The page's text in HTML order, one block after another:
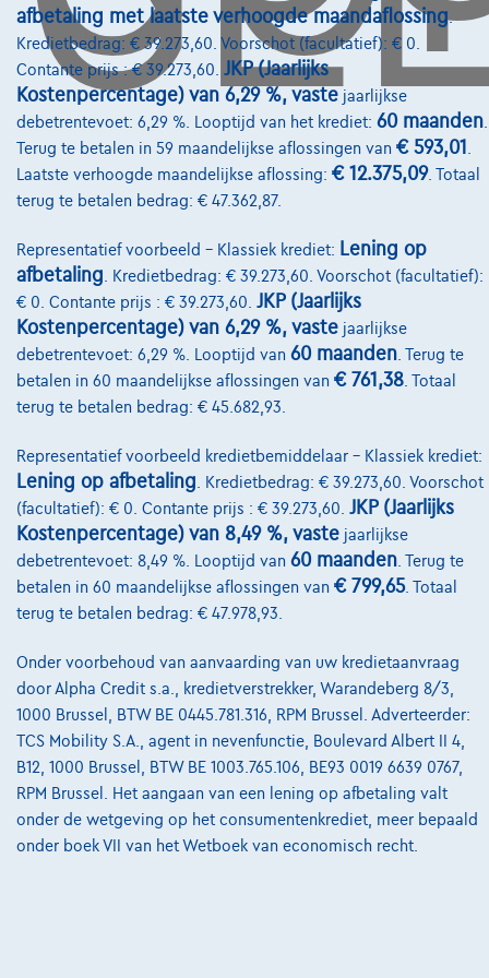
afbetaling met laatste verhoogde maandaflossing.
Kredietbedrag: € 39.273,60. Voorschot (facultatief): € 0.
Contante prijs : € 39.273,60. JKP (Jaarlijks
Kostenpercentage) van 6,29 %, vaste jaarlijkse
debetrentevoet: 6,29 %. Looptijd van het krediet: 60 maanden.
Terug te betalen in 59 maandelijkse aflossingen van € 593,01 .
Laatste verhoogde maandelijkse aflossing: € 12.375,09. Totaal
terug te betalen bedrag: € 47.362,87.
Representatief voorbeeld – Klassiek krediet: Lening op
afbetaling . Kredietbedrag: € 39.273,60. Voorschot (facultatief):
€ 0. Contante prijs : € 39.273,60. JKP (Jaarlijks
Kostenpercentage) van 6,29 %, vaste jaarlijkse
debetrentevoet: 6,29 %. Looptijd van 60 maanden . Terug te
betalen in 60 maandelijkse aflossingen van € 761,38 . Totaal
terug te betalen bedrag: € 45.682,93.
Representatief voorbeeld kredietbemiddelaar – Klassiek krediet:
Lening op afbetaling . Kredietbedrag: € 39.273,60. Voorschot
(facultatief): € 0. Contante prijs : € 39.273,60. JKP (Jaarlijks
Kostenpercentage) van 8,49 %, vaste jaarlijkse
debetrentevoet: 8,49 %. Looptijd van 60 maanden . Terug te
betalen in 60 maandelijkse aflossingen van € 799,65. Totaal
terug te betalen bedrag: € 47.978,93.
Onder voorbehoud van aanvaarding van uw kredietaanvraag
door Alpha Credit s.a., kredietverstrekker, Warandeberg 8/3,
1000 Brussel, BTW BE 0445.781.316, RPM Brussel. Adverteerder:
TCS Mobility S.A., agent in nevenfunctie, Boulevard Albert II 4,
B12, 1000 Brussel, BTW BE 1003.765.106, BE93 0019 6639 0767,
RPM Brussel. Het aangaan van een lening op afbetaling valt
onder de wetgeving op het consumentenkrediet, meer bepaald
onder boek VII van het Wetboek van economisch recht.
Pechverhelping verzekering
Financiering
Autoverzekering
Lease en persoonlijke lease
Over Ons
Word klant
Wie zijn we
Kwaliteitscharter
Onze dealers
Onze partners
Onze team
Contact
@2024 TCS Mobility SA/NV Copyright
Bijstandsvoorwaarden
Privacyverklaring
Cookiebeleid
Kwaliteitscharter
Site Map